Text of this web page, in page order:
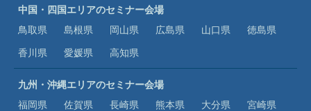
中国・四国エリアのセミナー会場
鳥取県
島根県 岡山県 広島県 山口県
徳島県
香川県
愛媛県 高知県
九州・沖縄エリアのセミナー会場
福岡県
佐賀県 長崎県 熊本県 大分県
宮崎県